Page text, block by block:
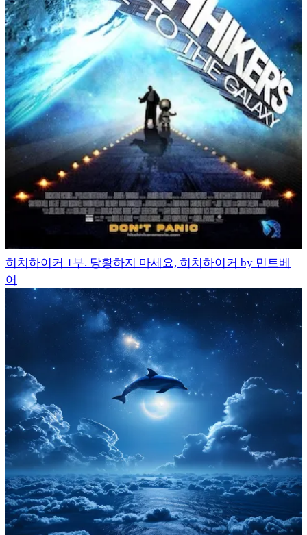
히치하이커 1부. 당황하지 마세요, 히치하이커 by 민트베
어